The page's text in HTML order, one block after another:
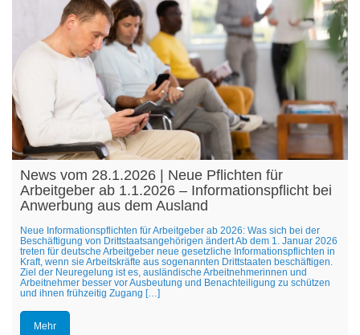
News vom 28.1.2026 | Neue Pflichten für
Arbeitgeber ab 1.1.2026 – Informationspflicht bei
Anwerbung aus dem Ausland
Neue Informationspflichten für Arbeitgeber ab 2026: Was sich bei der
Beschäftigung von Drittstaatsangehörigen ändert Ab dem 1. Januar 2026
treten für deutsche Arbeitgeber neue gesetzliche Informationspflichten in
Kraft, wenn sie Arbeitskräfte aus sogenannten Drittstaaten beschäftigen.
Ziel der Neuregelung ist es, ausländische Arbeitnehmerinnen und
Arbeitnehmer besser vor Ausbeutung und Benachteiligung zu schützen
und ihnen frühzeitig Zugang […]
Mehr